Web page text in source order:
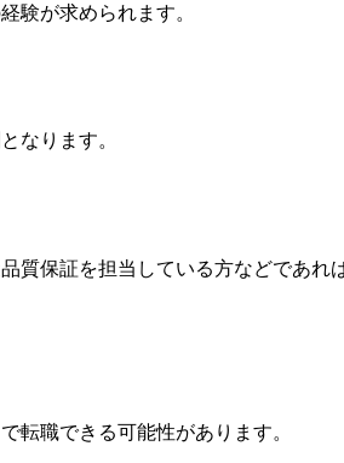
験が求められます。
なります。
質保証を担当している方などであれ
転職できる可能性があります。